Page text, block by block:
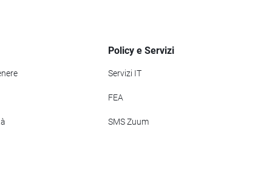
Policy e Servizi
Servizi IT
FEA
SMS Zuum